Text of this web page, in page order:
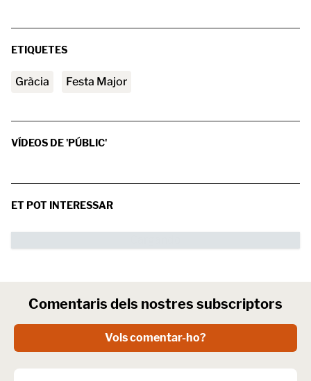
ETIQUETES
Gràcia Festa Major
VÍDEOS DE 'PÚBLIC'
ET POT INTERESSAR
Comentaris dels nostres subscriptors
Vols comentar-ho?